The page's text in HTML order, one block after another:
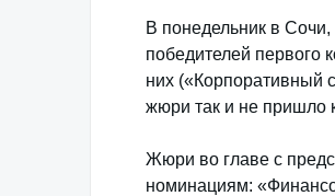
В понедельник в
победителей первого
них («Корпоративный
жюри так и не пришло
Жюри во главе с
номинациям: